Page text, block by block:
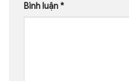
Bình luận *